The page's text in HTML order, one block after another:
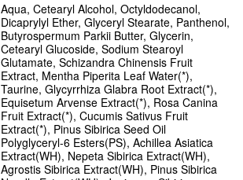
Aqua, Cetearyl Alcohol, Octyldodecanol,
Dicaprylyl Ether, Glyceryl Stearate, Panthenol,
Butyrospermum Parkii Butter, Glycerin,
Cetearyl Glucoside, Sodium Stearoyl
Glutamate, Schizandra Chinensis Fruit
Extract, Mentha Piperita Leaf Water(*),
Taurine, Glycyrrhiza Glabra Root Extract(*),
Equisetum Arvense Extract(*), Rosa Canina
Fruit Extract(*), Cucumis Sativus Fruit
Extract(*), Pinus Sibirica Seed Oil
Polyglyceryl-6 Esters(PS), Achillea Asiatica
Extract(WH), Nepeta Sibirica Extract(WH),
Agrostis Sibirica Extract(WH), Pinus Sibirica